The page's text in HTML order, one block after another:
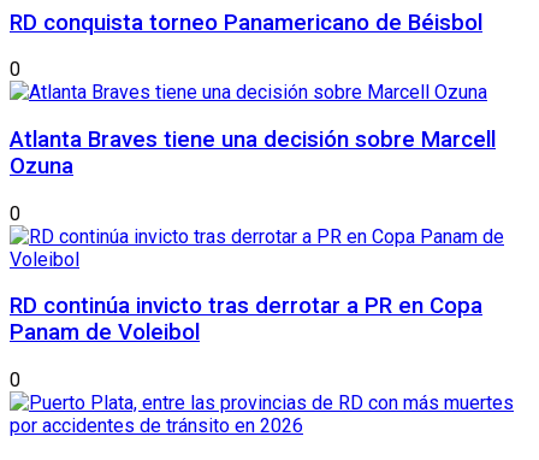
RD conquista torneo Panamericano de Béisbol
0
Atlanta Braves tiene una decisión sobre Marcell
Ozuna
0
RD continúa invicto tras derrotar a PR en Copa
Panam de Voleibol
0